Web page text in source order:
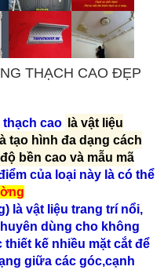
THẠCH CAO ĐẸP
thạch cao
là vật liệu
tạo hình đa dạng cách
bền cao và mẫu mã
của loại này là có thể
là vật liệu trang trí nổi,
dùng cho không
kế nhiều mặt cắt để
giữa các góc,cạnh